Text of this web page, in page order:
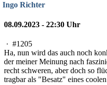
Ingo Richter
08.09.2023 - 22:30 Uhr
· #1205
Ha, nun wird das auch noch
der meiner Meinung nach
recht schweren, aber doch so
tragbar als "Besatz" eines